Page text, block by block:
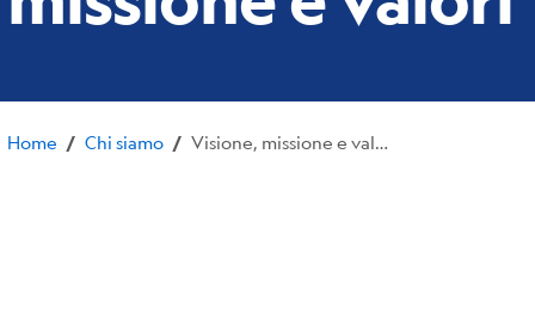
Home / Chi siamo /